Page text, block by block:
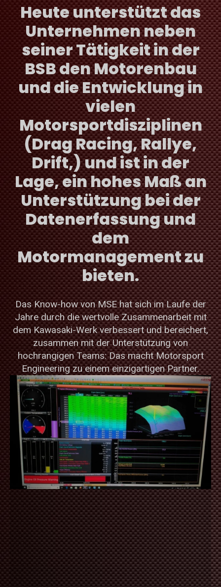
Heute unterstützt das
Unternehmen neben
seiner Tätigkeit in der
BSB den Motorenbau
und die Entwicklung in
vielen
Motorsportdisziplinen
(Drag Racing, Rallye,
Drift,) und ist in der
Lage, ein hohes Maß an
Unterstützung bei der
Datenerfassung und
dem
Motormanagement zu
bieten.
Das Know-how von MSE hat sich im Laufe der
Jahre durch die wertvolle Zusammenarbeit mit
dem Kawasaki-Werk verbessert und bereichert,
zusammen mit der Unterstützung von
hochrangigen Teams: Das macht Motorsport
Engineering zu einem einzigartigen Partner.